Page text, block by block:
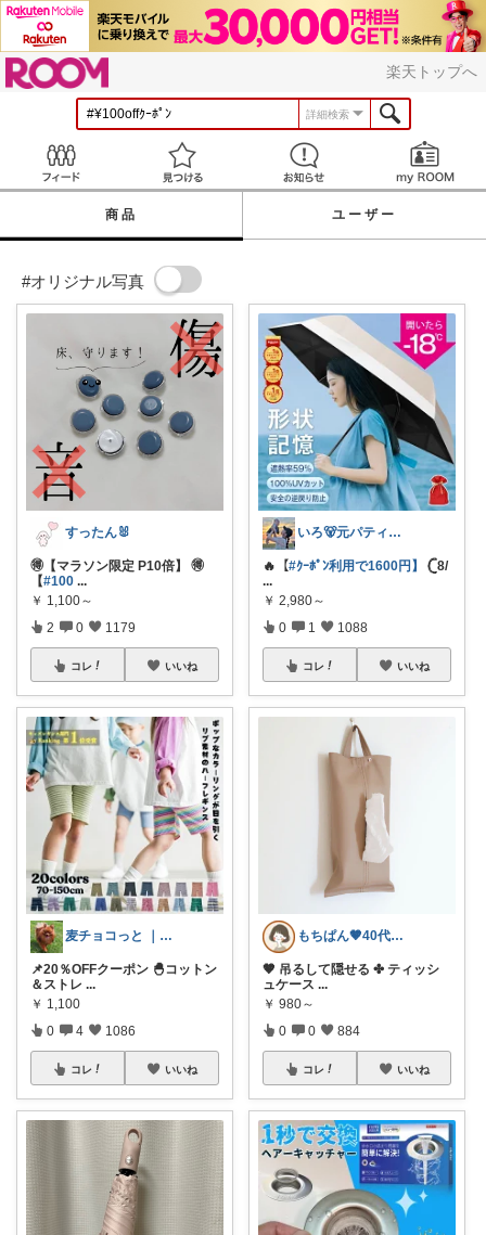
楽天トップへ
詳細検索
見つける お知らせ
商品 ユーザー
#オリジナル写真
すったん🐰
🉐【マラソン限定 P10倍】 🉐
【#100 ...
￥ 1,100～
2 0 1179
コレ いいね
麦チョコっと ｜ キッズ＆ベビー 夏
📌20％OFFクーポン 🐣コットン
＆ストレ ...
￥ 1,100
0 4 1086
コレ いいね
いろ🐻元パティシエ🍫
🔥【#ｸｰﾎﾟﾝ利用で1600円】
𓊆8/
...
￥ 2,980～
0 1 1088
コレ いいね
もちぱん🤎40代主婦のくらしメモ
🤎 吊るして隠せる ✤ ティッシ
ュケース ...
￥ 980～
0 0 884
コレ いいね